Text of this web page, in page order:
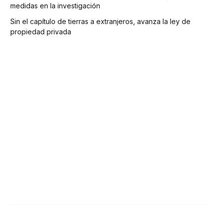
medidas en la investigación
Sin el capítulo de tierras a extranjeros, avanza la ley de
propiedad privada